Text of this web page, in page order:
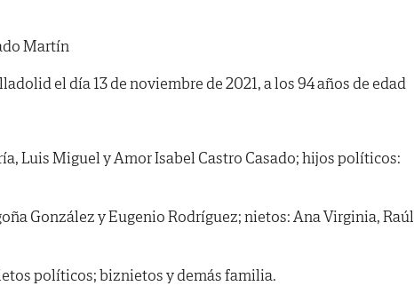
Martín
el día 13 de noviembre de 2021, a los 94 años de edad
Luis Miguel y Amor Isabel Castro Casado; hijos políticos:
González y Eugenio Rodríguez; nietos: Ana Virginia, Raúl
políticos; biznietos y demás familia.